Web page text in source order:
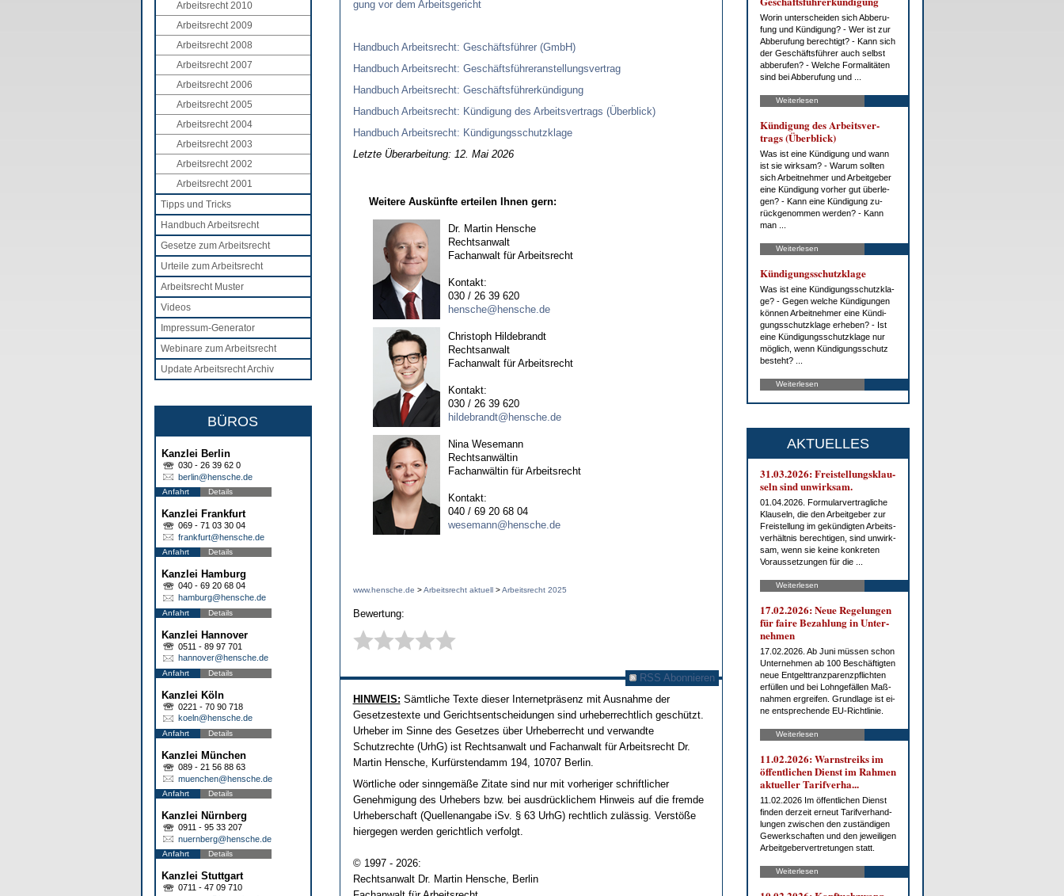
Arbeitsrecht 2010
Arbeitsrecht 2009
Arbeitsrecht 2008
Arbeitsrecht 2007
Arbeitsrecht 2006
Arbeitsrecht 2005
Arbeitsrecht 2004
Arbeitsrecht 2003
Arbeitsrecht 2002
Arbeitsrecht 2001
Tipps und Tricks
Handbuch Arbeitsrecht
Gesetze zum Arbeitsrecht
Urteile zum Arbeitsrecht
Arbeitsrecht Muster
Videos
Impressum-Generator
Webinare zum Arbeitsrecht
Update Arbeitsrecht Archiv
BÜROS
Kanzlei Berlin
030 - 26 39 62 0
berlin@hensche.de
Anfahrt Details
Kanzlei Frankfurt
069 - 71 03 30 04
frankfurt@hensche.de
Anfahrt Details
Kanzlei Hamburg
040 - 69 20 68 04
hamburg@hensche.de
Anfahrt Details
Kanzlei Hannover
0511 - 89 97 701
hannover@hensche.de
Anfahrt Details
Kanzlei Köln
0221 - 70 90 718
koeln@hensche.de
Anfahrt Details
Kanzlei München
089 - 21 56 88 63
muenchen@hensche.de
Anfahrt Details
Kanzlei Nürnberg
0911 - 95 33 207
nuernberg@hensche.de
Anfahrt Details
Kanzlei Stuttgart
0711 - 47 09 710
gung vor dem Ar­beits­ge­richt
Hand­buch Ar­beits­recht: Ge­schäfts­füh­rer (GmbH)
Hand­buch Ar­beits­recht: Ge­schäfts­füh­rer­an­stel­lungs­ver­trag
Hand­buch Ar­beits­recht: Ge­schäfts­füh­rer­kün­di­gung
Hand­buch Ar­beits­recht: Kün­di­gung des Ar­beits­ver­trags (Über­blick)
Hand­buch Ar­beits­recht: Kün­di­gungs­schutz­kla­ge
Letzte Überarbeitung: 12. Mai 2026
Weitere Auskünfte erteilen Ihnen gern:
Dr. Martin Hensche
Rechtsanwalt
Fachanwalt für Arbeitsrecht
Kontakt:
030 / 26 39 620
hensche@hensche.de
Christoph Hildebrandt
Rechtsanwalt
Fachanwalt für Arbeitsrecht
Kontakt:
030 / 26 39 620
hildebrandt@hensche.de
Nina Wesemann
Rechtsanwältin
Fachanwältin für Arbeitsrecht
Kontakt:
040 / 69 20 68 04
wesemann@hensche.de
www.hensche.de >Arbeitsrecht aktuell >Arbeitsrecht 2025
Bewertung:
RSS Abonnieren
HINWEIS: Sämtliche Texte dieser Internetpräsenz mit Ausnahme der
Gesetzestexte und Gerichtsentscheidungen sind urheberrechtlich geschützt.
Urheber im Sinne des Gesetzes über Urheberrecht und verwandte
Schutzrechte (UrhG) ist Rechtsanwalt und Fachanwalt für Arbeitsrecht Dr.
Martin Hensche, Kurfürstendamm 194, 10707 Berlin.
Wörtliche oder sinngemäße Zitate sind nur mit vorheriger schriftlicher
Genehmigung des Urhebers bzw. bei ausdrücklichem Hinweis auf die fremde
Urheberschaft (Quellenangabe iSv. § 63 UrhG) rechtlich zulässig. Verstöße
hiergegen werden gerichtlich verfolgt.
© 1997 - 2026:
Rechtsanwalt Dr. Martin Hensche, Berlin
Wor­in un­ter­schei­den sich Ab­be­ru­
fung und Kün­di­gung? - Wer ist zur
Ab­be­ru­fung be­rech­tigt? - Kann sich
der Ge­schäfts­füh­rer auch selbst
ab­be­ru­fen? - Wel­che For­ma­li­tä­ten
sind bei Ab­be­ru­fung und ...
Weiterlesen
Kün­di­gung des Ar­beits­ver­
trags (Über­blick)
Was ist ei­ne Kün­di­gung und wann
ist sie wirk­sam? - War­um soll­ten
sich Ar­beit­neh­mer und Ar­beit­ge­ber
ei­ne Kün­di­gung vor­her gut über­le­
gen? - Kann ei­ne Kün­di­gung zu­
rück­ge­nom­men wer­den? - Kann
man ...
Weiterlesen
Kün­di­gungs­schutz­kla­ge
Was ist ei­ne Kün­di­gungs­schutz­kla­
ge? - Ge­gen wel­che Kün­di­gun­gen
kön­nen Ar­beit­neh­mer ei­ne Kün­di­
gungs­schutz­kla­ge er­he­ben? - Ist
ei­ne Kün­di­gungs­schutz­kla­ge nur
mög­lich, wenn Kün­di­gungs­schutz
be­steht? ...
Weiterlesen
AKTUELLES
31.03.2026: Frei­stel­lungs­klau­
seln sind un­wirk­sam.
01.04.2026. For­mu­lar­ver­trag­li­che
Klau­seln, die den Ar­beit­ge­ber zur
Frei­stel­lung im ge­kün­dig­ten Ar­beits­
ver­hält­nis be­rech­ti­gen, sind un­wirk­
sam, wenn sie kei­ne kon­kre­ten
Vor­aus­set­zun­gen für die ...
Weiterlesen
17.02.2026: Neue Re­ge­lun­gen
für fai­re Be­zah­lung in Un­ter­
neh­men
17.02.2026. Ab Ju­ni müs­sen schon
Un­ter­neh­men ab 100 Be­schäf­tig­ten
neue Ent­gelt­tranz­pa­renz­pflich­ten
er­fül­len und bei Lohn­ge­fäl­len Maß­
nah­men er­grei­fen. Grund­la­ge ist ei­
ne ent­spre­chen­de EU-Richt­li­nie.
Weiterlesen
11.02.2026: Warn­streiks im
öf­fent­li­chen Dienst im Rah­men
ak­tu­el­ler Ta­rif­ver­ha...
11.02.2026 Im öf­fent­li­chen Dienst
fin­den der­zeit er­neut Ta­rif­ver­hand­
lun­gen zwi­schen den zu­stän­di­gen
Ge­werk­schaf­ten und den je­wei­li­gen
Ar­beit­ge­ber­ver­tre­tun­gen statt.
Weiterlesen